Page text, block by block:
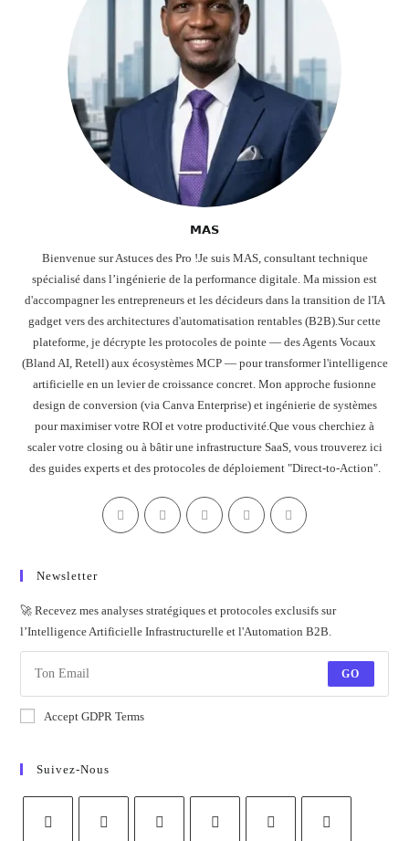
𝗠𝗔𝗦
Bienvenue sur Astuces des Pro !Je suis MAS, consultant technique
spécialisé dans l’ingénierie de la performance digitale. Ma mission est
d'accompagner les entrepreneurs et les décideurs dans la transition de l'IA
gadget vers des architectures d'automatisation rentables (B2B).Sur cette
plateforme, je décrypte les protocoles de pointe — des Agents Vocaux
(Bland AI, Retell) aux écosystèmes MCP — pour transformer l'intelligence
artificielle en un levier de croissance concret. Mon approche fusionne
design de conversion (via Canva Enterprise) et ingénierie de systèmes
pour maximiser votre ROI et votre productivité.Que vous cherchiez à
scaler votre closing ou à bâtir une infrastructure SaaS, vous trouverez ici
des guides experts et des protocoles de déploiement "Direct-to-Action".
Newsletter
🚀 Recevez mes analyses stratégiques et protocoles exclusifs sur
l’Intelligence Artificielle Infrastructurelle et l'Automation B2B.
GO
Accept GDPR Terms
Suivez-Nous